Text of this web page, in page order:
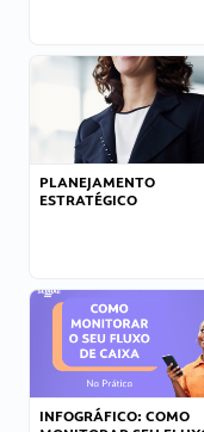
PLANEJAMENTO
ESTRATÉGICO
INFOGRÁFICO: COMO